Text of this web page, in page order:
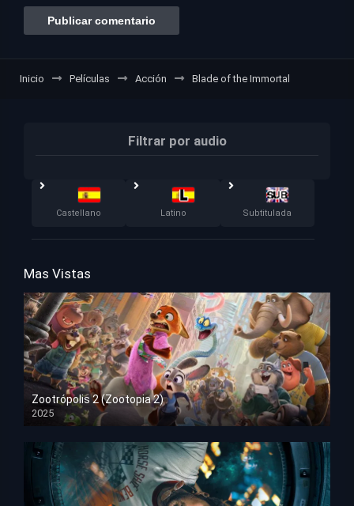
Inicio Películas Acción Blade of the Immortal
Filtrar por audio
Castellano Latino Subtitulada
Mas Vistas
Zootrópolis 2 (Zootopia 2)
2025
HD 1080p